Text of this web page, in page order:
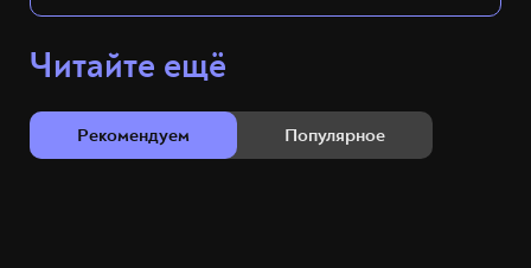
Читайте ещё
Рекомендуем Популярное